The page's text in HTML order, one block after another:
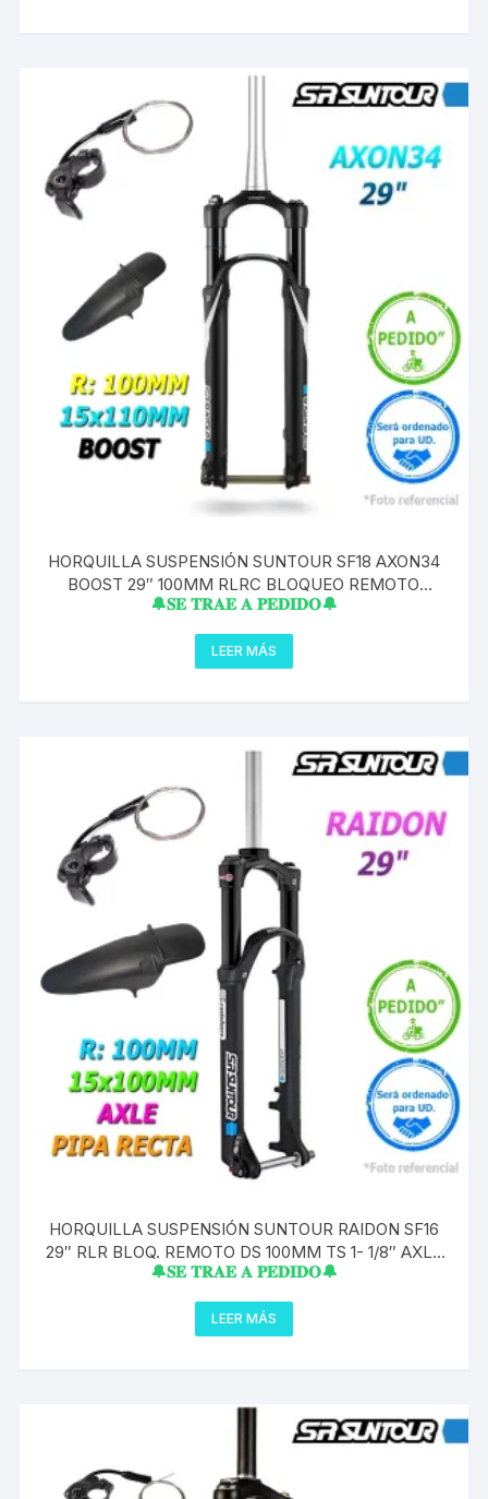
HORQUILLA SUSPENSIÓN SUNTOUR SF18 AXON34
BOOST 29″ 100MM RLRC BLOQUEO REMOTO
15X110MM 1.5″-1 1/8″ GLOSS BLACK PIPA CONICO
🔔𝐒𝐄 𝐓𝐑𝐀𝐄 𝐀 𝐏𝐄𝐃𝐈𝐃𝐎🔔
LEER MÁS
HORQUILLA SUSPENSIÓN SUNTOUR RAIDON SF16
29″ RLR BLOQ. REMOTO DS 100MM TS 1- 1/8″ AXLE
15X100MM NEGRO PIPA RECTA
🔔𝐒𝐄 𝐓𝐑𝐀𝐄 𝐀 𝐏𝐄𝐃𝐈𝐃𝐎🔔
LEER MÁS